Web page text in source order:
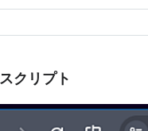
クリプト